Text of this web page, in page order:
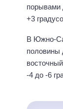
порывами
+3
В Южно-
половины
-4 до -6